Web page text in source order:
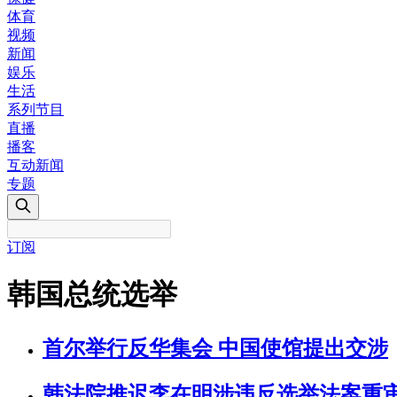
体育
视频
新闻
娱乐
生活
系列节目
直播
播客
互动新闻
专题
订阅
韩国总统选举
首尔举行反华集会 中国使馆提出交涉